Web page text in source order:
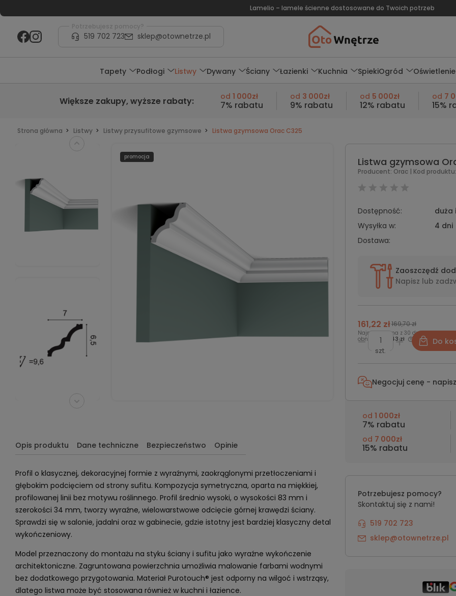
Lamelio – lamele ścienne dostosowane do Twoich potrzeb
Potrzebujesz pomocy?
519 702 723 sklep@otownetrze.pl
Tapety Podłogi Listwy Dywany Ściany Łazienki Kuchnia SpiekiOgród Oświetlenie
Większe zakupy,wyższe rabaty: od 1 000zł
7% rabatu
od 3 000zł
9% rabatu
od 5 000zł
12% rabatu
od 7
15%
Strona główna Listwy Listwy przysufitowe gzymsowe Listwa gzymsowa Orac C325
promocja
Opis produktu Dane techniczne Bezpieczeństwo Opinie
Profil o klasycznej, dekoracyjnej formie z wyraźnymi, zaokrąglonymi przetłoczeniami i
głębokim podcięciem od strony sufitu. Kompozycja symetryczna, oparta na miękkiej,
profilowanej linii bez motywu roślinnego. Profil średnio wysoki, o wysokości 83 mm i
szerokości 34 mm, tworzy wyraźne, wielowarstwowe odcięcie górnej krawędzi ściany.
Sprawdzi się w salonie, jadalni oraz w gabinecie, gdzie istotny jest bardziej klasyczny detal
wykończeniowy.
Model przeznaczony do montażu na styku ściany i sufitu jako wyraźne wykończenie
architektoniczne. Zagruntowana powierzchnia umożliwia malowanie farbami wodnymi
bez dodatkowego przygotowania. Materiał Purotouch® jest odporny na wilgoć i wstrząsy,
dlatego listwa może być stosowana również w kuchni i łazience.
Listwa gzymsowa
Producent: Orac | Kod produktu:
Dostępność:
duża
Wysyłka w:
4 dni
Dostawa:
Zaoszczędź
Napisz lub
161,22 zł169,70 zł
Najniższa cena z 30 dni przed
obniżką:153,43 zł
szt.
Do
Negocjuj cenę -
od 1 000zł
7% rabatu
od 7 000zł
15% rabatu
Potrzebujesz pomocy?
Skontaktuj się z nami!
519 702 723
sklep@otownetrze.pl